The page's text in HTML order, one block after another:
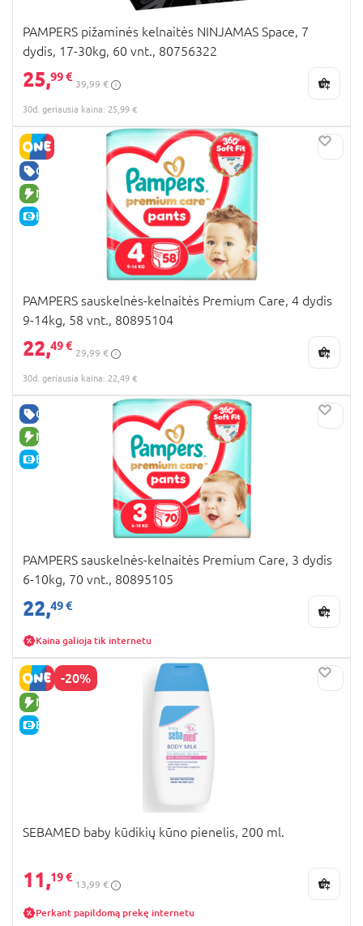
PAMPERS pižaminės kelnaitės NINJAMAS Space, 7
dydis, 17-30kg, 60 vnt., 80756322
25,99 €
39,99 €
30d. geriausia kaina: 25,99 €
GERA KAINA
NAUJA PREKĖ
E-KAINA
PAMPERS sauskelnės-kelnaitės Premium Care, 4 dydis
9-14kg, 58 vnt., 80895104
22,49 €
29,99 €
30d. geriausia kaina: 22,49 €
GERA KAINA
NAUJA PREKĖ
E-KAINA
PAMPERS sauskelnės-kelnaitės Premium Care, 3 dydis
6-10kg, 70 vnt., 80895105
22,49 €
Kaina galioja tik internetu
-20%
NAUJA PREKĖ
E-KAINA
SEBAMED baby kūdikių kūno pienelis, 200 ml.
11,19 €
13,99 €
Perkant papildomą prekę internetu